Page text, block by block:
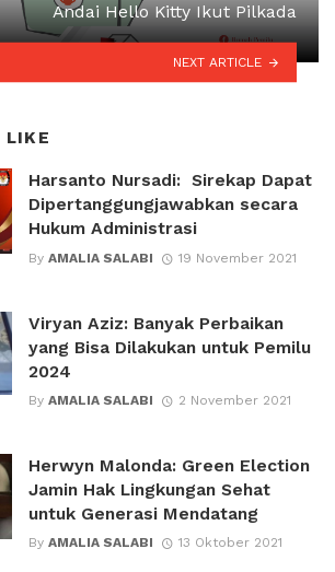
Andai Hello Kitty Ikut Pilkada
NEXT ARTICLE
LIKE
Harsanto Nursadi: Sirekap Dapat
Dipertanggungjawabkan secara
Hukum Administrasi
By AMALIA SALABI 19 November 2021
Viryan Aziz: Banyak Perbaikan
yang Bisa Dilakukan untuk Pemilu
2024
By AMALIA SALABI 2 November 2021
Herwyn Malonda: Green Election
Jamin Hak Lingkungan Sehat
untuk Generasi Mendatang
By AMALIA SALABI 13 Oktober 2021